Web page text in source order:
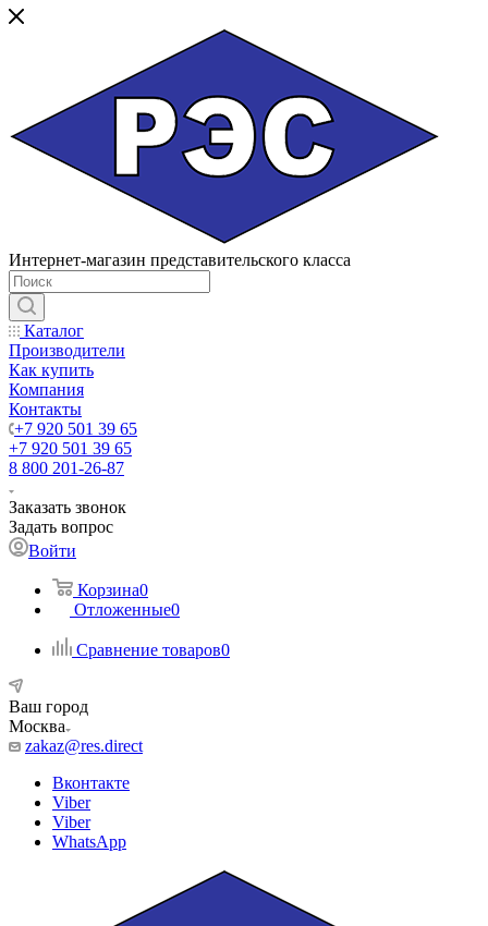
Интернет-магазин представительского класса
Каталог
Производители
Как купить
Компания
Контакты
+7 920 501 39 65
+7 920 501 39 65
8 800 201-26-87
Заказать звонок
Задать вопрос
Войти
Корзина0
Отложенные0
Сравнение товаров0
Ваш город
Москва
zakaz@res.direct
Вконтакте
Viber
Viber
WhatsApp